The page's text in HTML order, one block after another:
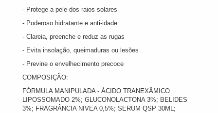
- Protege a pele dos raios solares
- Poderoso hidratante e anti-idade
- Clareia, preenche e reduz as rugas
- Evita insolação, queimaduras ou lesões
- Previne o envelhecimento precoce
COMPOSIÇÃO:
FÓRMULA MANIPULADA - ÁCIDO TRANEXÂMICO
LIPOSSOMADO 2%; GLUCONOLACTONA 3%; BELIDES
3%; FRAGRÂNCIA NIVEA 0,5%; SERUM QSP 30ML;